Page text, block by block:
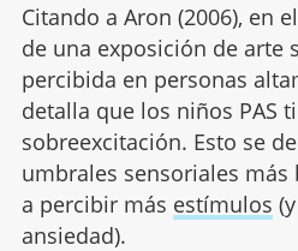
Citando a Aron (2006), en
de una exposición de arte
percibida en personas
detalla que los niños PAS
sobreexcitación. Esto se
umbrales sensoriales más
a percibir más estímulos
ansiedad).